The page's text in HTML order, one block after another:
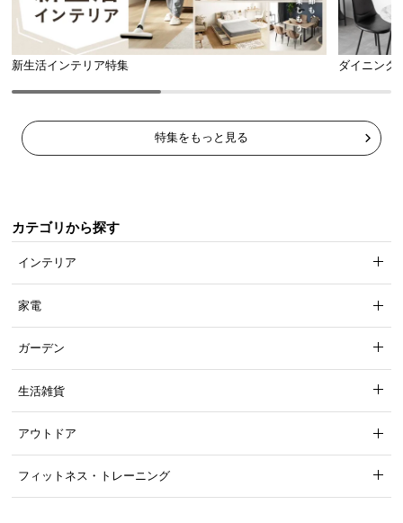
新生活インテリア特集 ダイニング
特集をもっと見る
カテゴリから探す
インテリア
家電
ガーデン
生活雑貨
アウトドア
フィットネス・トレーニング